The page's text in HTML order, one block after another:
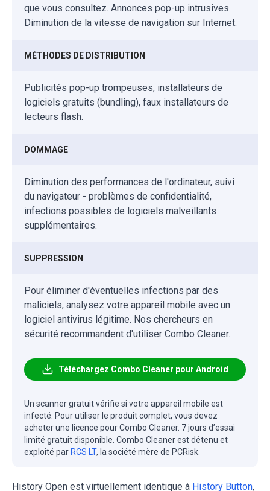
que vous consultez. Annonces pop-up intrusives.
Diminution de la vitesse de navigation sur Internet.
MÉTHODES DE DISTRIBUTION
Publicités pop-up trompeuses, installateurs de
logiciels gratuits (bundling), faux installateurs de
lecteurs flash.
DOMMAGE
Diminution des performances de l'ordinateur, suivi
du navigateur - problèmes de confidentialité,
infections possibles de logiciels malveillants
supplémentaires.
SUPPRESSION
Pour éliminer d'éventuelles infections par des
maliciels, analysez votre appareil mobile avec un
logiciel antivirus légitime. Nos chercheurs en
sécurité recommandent d'utiliser Combo Cleaner.
Téléchargez Combo Cleaner pour Android
Un scanner gratuit vérifie si votre appareil mobile est
infecté. Pour utiliser le produit complet, vous devez
acheter une licence pour Combo Cleaner. 7 jours d’essai
limité gratuit disponible. Combo Cleaner est détenu et
exploité parRCS LT, la société mère de PCRisk.
History Open est virtuellement identique à History Button,